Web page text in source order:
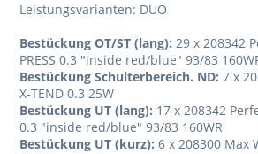
Leistungsvarianten: DUO
Bestückung OT/ST (lang): 29 x 208342
PRESS 0.3 "inside red/blue" 93/83
Bestückung Schulterbereich. ND: 7 x
X-TEND 0.3 25W
Bestückung UT (lang): 17 x 208342
0.3 "inside red/blue" 93/83 160WR
Bestückung UT (kurz): 6 x 208300 Max